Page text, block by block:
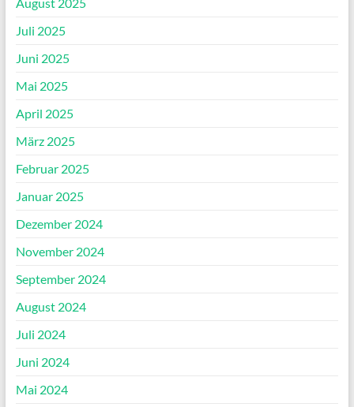
Juli 2025
Juni 2025
Mai 2025
April 2025
März 2025
Februar 2025
Januar 2025
Dezember 2024
November 2024
September 2024
August 2024
Juli 2024
Juni 2024
Mai 2024